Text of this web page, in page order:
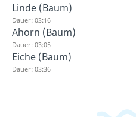
Linde (Baum)
Dauer: 03:16
Ahorn (Baum)
Dauer: 03:05
Eiche (Baum)
Dauer: 03:36